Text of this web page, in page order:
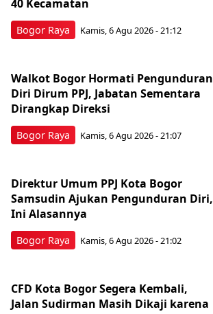
Bogor Raya
40 Kecamatan
Kamis, 6 Agu 2026 - 21:12
Bogor Raya
Walkot Bogor Hormati Pengunduran
Diri Dirum PPJ, Jabatan Sementara
Dirangkap Direksi
Kamis, 6 Agu 2026 - 21:07
Bogor Raya
Direktur Umum PPJ Kota Bogor
Samsudin Ajukan Pengunduran Diri,
Ini Alasannya
Kamis, 6 Agu 2026 - 21:02
CFD Kota Bogor Segera Kembali,
Jalan Sudirman Masih Dikaji karena